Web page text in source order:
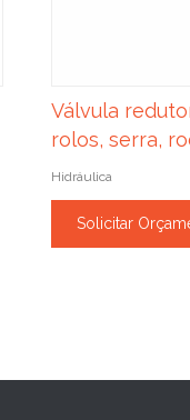
Válvula
rolos, serra,
Hidráulica
Solicitar